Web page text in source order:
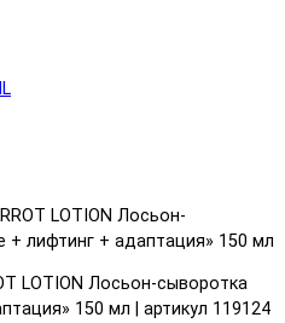
LOTION Лосьон-
+ лифтинг + адаптация» 150 мл